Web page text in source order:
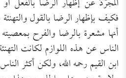
فكيف بإظهار الرضا بالقول
أنها مشعرة بالرضا والفرح
الناس عن هذه اللوازم لكانت
ابن القيم رحمه الله، ولكن أكثر